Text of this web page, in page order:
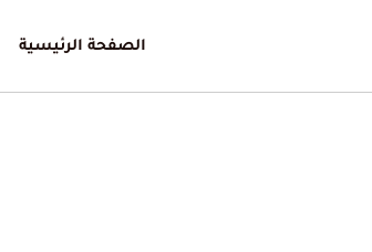
الصفحة الرئيسية